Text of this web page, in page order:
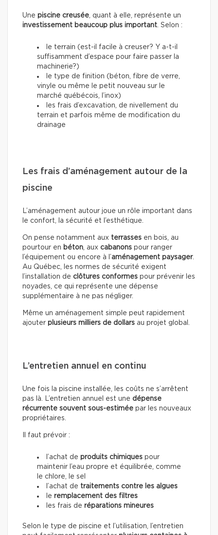
Une piscine creusée, quant à elle, représente un
investissement beaucoup plus important. Selon :
le terrain (est-il facile à creuser? Y a-t-il
suffisamment d’espace pour faire passer la
machinerie?)
le type de finition (béton, fibre de verre,
vinyle ou même le petit nouveau sur le
marché québécois, l’inox)
les frais d’excavation, de nivellement du
terrain et parfois même de modification du
drainage
Les frais d’aménagement autour de la
piscine
L’aménagement autour joue un rôle important dans
le confort, la sécurité et l’esthétique.
On pense notamment aux terrasses en bois, au
pourtour en béton, aux cabanons pour ranger
l’équipement ou encore à l’aménagement paysager.
Au Québec, les normes de sécurité exigent
l’installation de clôtures conformes pour prévenir les
noyades, ce qui représente une dépense
supplémentaire à ne pas négliger.
Même un aménagement simple peut rapidement
ajouter plusieurs milliers de dollars au projet global.
L’entretien annuel en continu
Une fois la piscine installée, les coûts ne s’arrêtent
pas là. L’entretien annuel est une dépense
récurrente souvent sous-estimée par les nouveaux
propriétaires.
Il faut prévoir :
l’achat de produits chimiques pour
maintenir l’eau propre et équilibrée, comme
le chlore, le sel
l’achat de traitements contre les algues
le remplacement des filtres
les frais de réparations mineures
Selon le type de piscine et l’utilisation, l’entretien